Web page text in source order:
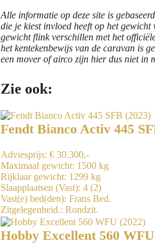
Alle informatie op deze site is
die je kiest invloed heeft op het
gewicht flink verschillen met het
het kentekenbewijs van de caravan is
een mover of airco zijn hier dus niet in
Zie ook:
Fendt Bianco Activ 445
Adviesprijs: € 30.300,-
Maximaal gewicht: 1500 kg
Rijklaar gewicht: 1299 kg
Slaapplaatsen (Vast): 4 (2)
Vast(e) bed(den): Frans Bed.
Zitgelegenheid.: Rondzit.
Hobby Excellent 560